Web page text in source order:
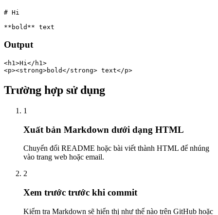
# Hi
**bold** text
Output
<h1>Hi</h1>
<p><strong>bold</strong> text</p>
Trường hợp sử dụng
1
Xuất bản Markdown dưới dạng HTML
Chuyển đổi README hoặc bài viết thành HTML để nhúng
vào trang web hoặc email.
2
Xem trước trước khi commit
Kiểm tra Markdown sẽ hiển thị như thế nào trên GitHub hoặc